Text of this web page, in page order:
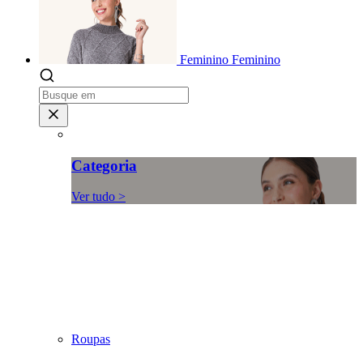
Feminino Feminino
Categoria
Ver tudo >
Roupas